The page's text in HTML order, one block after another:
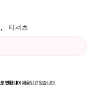
티셔츠